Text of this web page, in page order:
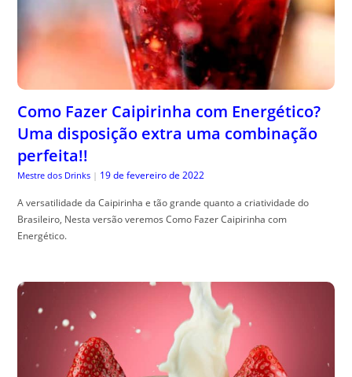
Como Fazer Caipirinha com Energético?
Uma disposição extra uma combinação
perfeita!!
Mestre dos Drinks | 19 de fevereiro de 2022
A versatilidade da Caipirinha e tão grande quanto a criatividade do
Brasileiro, Nesta versão veremos Como Fazer Caipirinha com
Energético.